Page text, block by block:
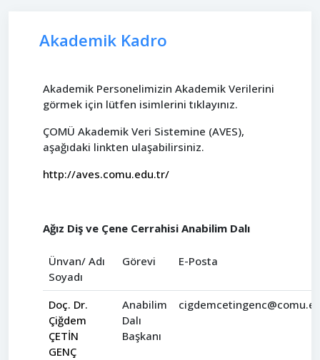
Akademik Kadro
Akademik Personelimizin Akademik Verilerini
görmek için lütfen isimlerini tıklayınız.
ÇOMÜ Akademik Veri Sistemine (AVES),
aşağıdaki linkten ulaşabilirsiniz.
http://aves.comu.edu.tr/
Ağız Diş ve Çene Cerrahisi Anabilim Dalı
Ünvan/ Adı
Soyadı
Görevi E-Posta
Doç. Dr.
Çiğdem
ÇETİN
GENÇ
Anabilim
Dalı
Başkanı